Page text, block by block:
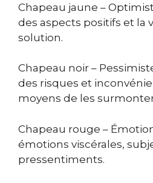
Chapeau jaune –
des aspects positifs et la
solution.
Chapeau noir –
des risques et
moyens de les
Chapeau rouge –
émotions viscérales,
pressentiments.